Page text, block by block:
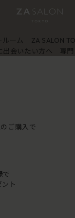
ルーム ZA SALON
出会いたい方へ 専門
ご購入で
で
ト